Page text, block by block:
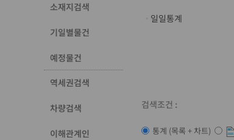
소재지검색
기일별물건
예정물건
역세권검색
차량검색
이해관계인
일일통계
검색조건 :
통계 (목록 + 차트)